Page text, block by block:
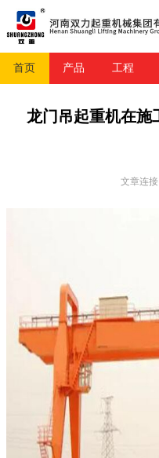
首页 产品 工程
龙门吊起重机在
文章连接